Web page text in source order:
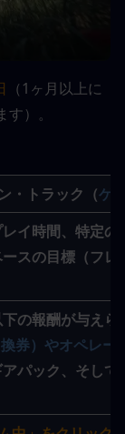
（1ヶ月以上に
）。
・トラック（ゲ
イ時間、特定の
スの目標（フレ
の報酬が与えら
券）やオペレー
アパック、そして